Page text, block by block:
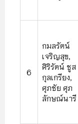
6
กมลรัตน์
เจริญสุข,
ศิริรัตน์ ชูส
กุลเกรียง,
ศุภชัย ศุภ
ลักษณ์นารี